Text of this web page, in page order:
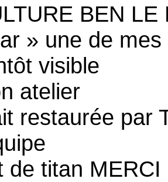
BEN LE
» une de
visible
atelier
restaurée par
de titan MERCI